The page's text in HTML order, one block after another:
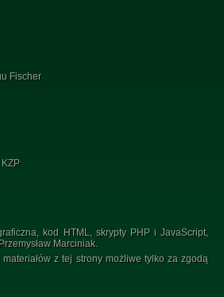
Fischer
kod HTML, skrypty PHP i JavaScript,
Marciniak.
z tej strony możliwe tylko za zgodą